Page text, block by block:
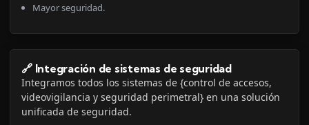
Mayor seguridad.
🔗 Integración de sistemas de seguridad
Integramos todos los sistemas de {control de accesos,
videovigilancia y seguridad perimetral} en una solución
unificada de seguridad.